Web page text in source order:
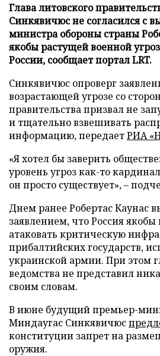
Глава литовского
Синкявичюс не согласился с
министра обороны страны
якобы растущей военной
России, сообщает портал LRT.
Синкявичюс опроверг
возрастающей угрозе со
правительства призвал не
и тщательно взвешивать
информацию, передаетРИА
«Я хотел бы заверить
уровень угроз как-то
он просто существует», –
Днем ранее Робертас Каунас
заявлением, что Россия
атаковать критическую
прибалтийских государств,
украинской армии. При этом
ведомства не представил
своим словам.
В июне будущий премьер-
Миндаугас Синкявичюс
конституции запрет на
оружия.